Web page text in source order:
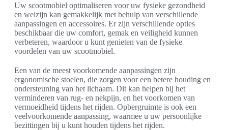
Uw scootmobiel optimaliseren voor uw fysieke gezondheid
en welzijn kan gemakkelijk met behulp van verschillende
aanpassingen en accessoires. Er zijn verschillende opties
beschikbaar die uw comfort, gemak en veiligheid kunnen
verbeteren, waardoor u kunt genieten van de fysieke
voordelen van uw scootmobiel.
Een van de meest voorkomende aanpassingen zijn
ergonomische stoelen, die zorgen voor een betere houding en
ondersteuning van het lichaam. Dit kan helpen bij het
verminderen van rug- en nekpijn, en het voorkomen van
vermoeidheid tijdens het rijden. Opbergruimte is ook een
veelvoorkomende aanpassing, waarmee u uw persoonlijke
bezittingen bij u kunt houden tijdens het rijden.